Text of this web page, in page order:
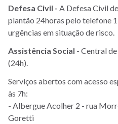
Defesa Civil - A Defesa Civil
plantão 24horas pelo telefone
urgências em situação de risco.
Assistência Social - Central
(24h).
Serviços abertos com acesso
às 7h:
- Albergue Acolher 2 - rua
Goretti